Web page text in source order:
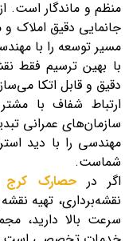
جانمایی دقیق املاک
مسیر توسعه را با
با بهین ترسیم فقط
دقیق و قابل اتکا
ارتباط شفاف با
سازمان‌های عمرانی
مهندسی را با دید
شماست.
اگر درحصارک کرج
نقشه‌برداری، تهیه
سرعت بالا دارید،